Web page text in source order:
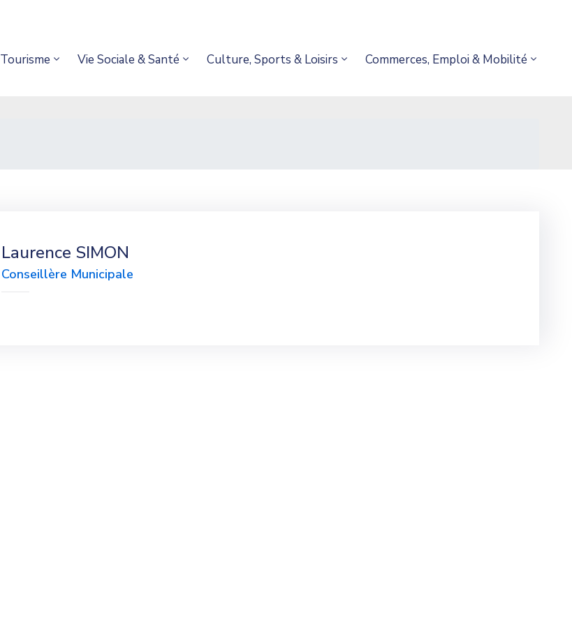
Tourisme Vie Sociale & Santé Culture, Sports & Loisirs Commerces, Emploi & Mobilité
Laurence SIMON
Conseillère Municipale